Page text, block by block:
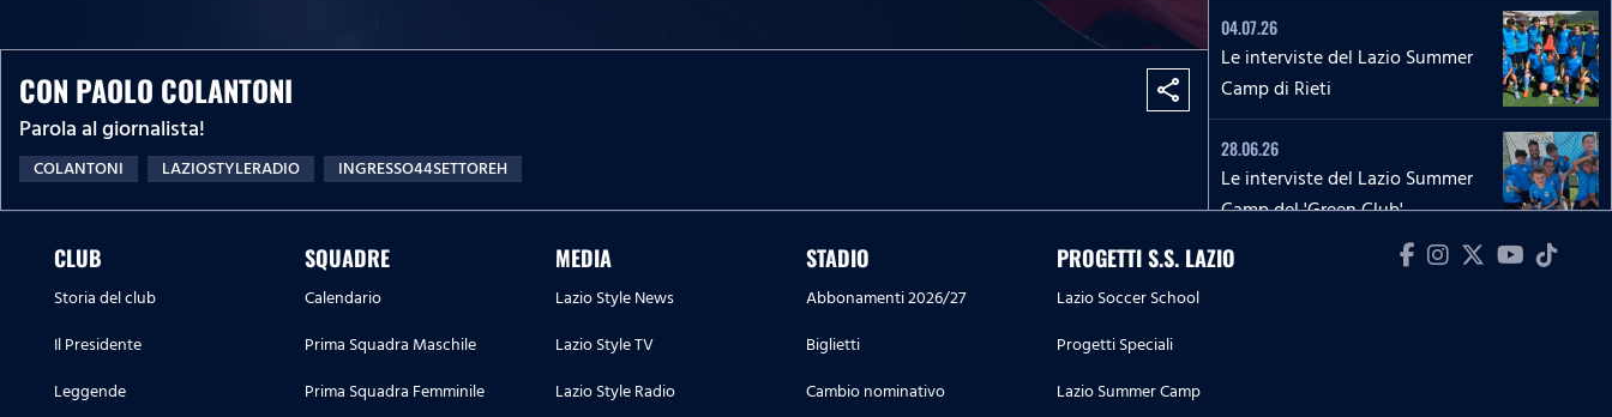
CON PAOLO COLANTONI
Parola al giornalista!
COLANTONI LAZIOSTYLERADIO INGRESSO44SETTOREH
share
04.07.26
Le interviste del Lazio Summer
Camp di Rieti
28.06.26
Le interviste del Lazio Summer
Camp del 'Green Club'
27.06.26
CLUB
Storia del club
Il Presidente
Leggende
SQUADRE
Calendario
Prima Squadra Maschile
Prima Squadra Femminile
MEDIA
Lazio Style News
Lazio Style TV
Lazio Style Radio
STADIO
Abbonamenti 2026/27
Biglietti
Cambio nominativo
PROGETTI S.S. LAZIO
Lazio Soccer School
Progetti Speciali
Lazio Summer Camp